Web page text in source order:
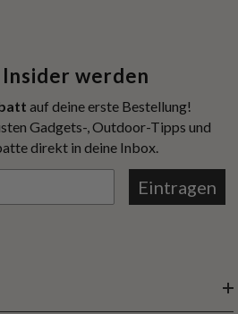
werden
auf deine erste Bestellung!
Gadgets-, Outdoor-Tipps und
direkt in deine Inbox.
Eintragen